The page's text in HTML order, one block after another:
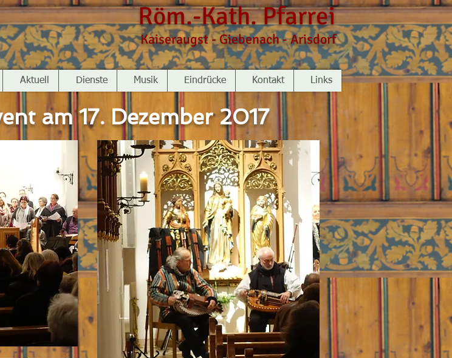
Röm.-Kath. Pfarrei
Aktuell Dienste Musik Eindrücke Kontakt Links
Kaiseraugst - Giebenach - Arisdorf
am 17. Dezember 2017